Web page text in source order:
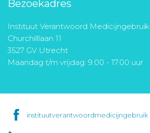
Bezoekadres
Instituut Verantwoord Medicijngebruik
Churchilllaan 11
3527 GV Utrecht
Maandag t/m vrijdag: 9.00 - 17.00 uur
instituutverantwoordmedicijngebruik